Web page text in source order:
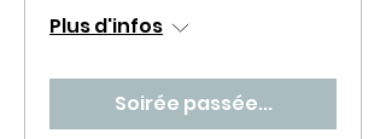
Plus d'infos
Soirée passée...